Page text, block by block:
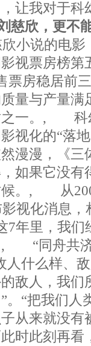
让我对于科
慈欣，更不
小说的电
视票房榜第
票房稳居前
量与产量满
之一。, 科
视化的“落
漫漫，《三
如果它没有
候。, 从
视化消息，
7年里，我们
, “同舟共
人什么样、
敌人，我们
。“把我们人
从来就没有
时此刻再看